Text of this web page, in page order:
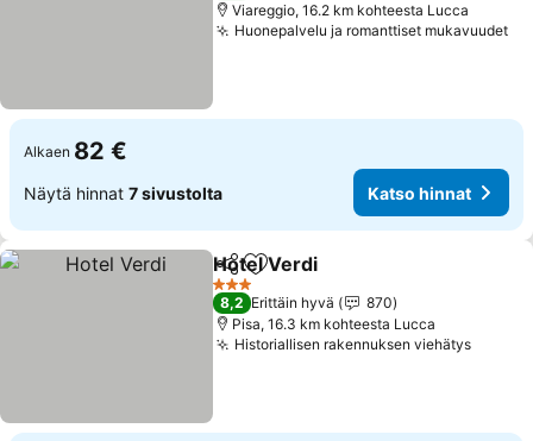
Viareggio, 16.2 km kohteesta Lucca
Huonepalvelu ja romanttiset mukavuudet
Alkaen 82 €
Näytä hinnat 7 sivustolta Katso hinnat
Jaa Lisää suosikkeihin
Hotel Verdi
3 Tähtiluokitus
8,2 Erittäin hyvä
870
Pisa, 16.3 km kohteesta Lucca
Historiallisen rakennuksen viehätysKatso